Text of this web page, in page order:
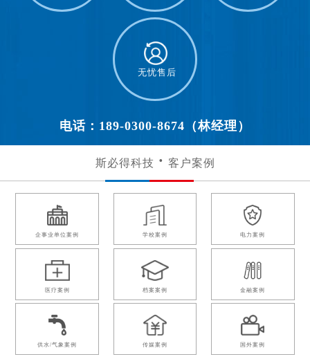
无忧售后
电话：189-0300-8674（林经理）
斯必得科技 客户案例
企事业单位案例 学校案例 电力案例
医疗案例 档案案例 金融案例
供水/气象案例 传媒案例 国外案例